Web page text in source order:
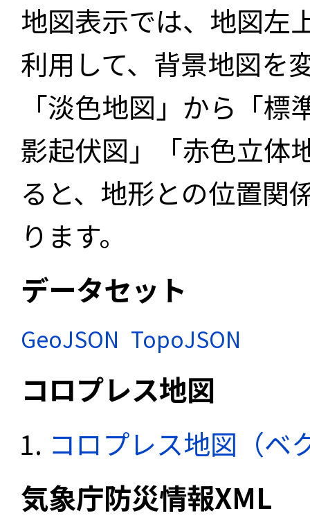
地図表示では、地図左
利用して、背景地図を
「淡色地図」から「
影起伏図」「赤色立体
ると、地形との位置関
ります。
データセット
GeoJSON TopoJSON
コロプレス地図
コロプレス地図（ベ
気象庁防災情報XML